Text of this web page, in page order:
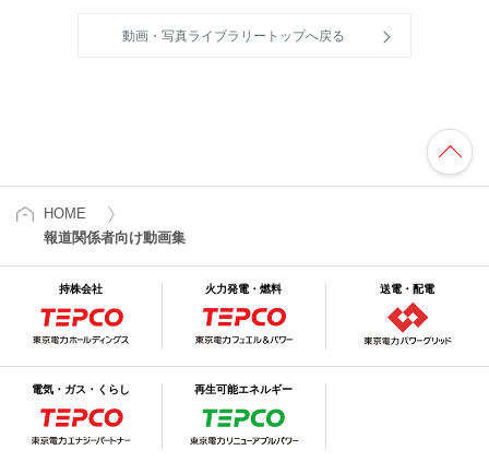
2012/10/22 福島第一原子力発電所2号機 代替温度計
ワイヤガイド内視鏡
2012/10/15 福島第一原子力発電所３号機 使用済燃料
プール内の水中カメラによる調査状況（10月12日実施
2012/10/12 福島第一原子力発電所１号機原子炉格納容
動画・写真ライブラリートップへ戻る
HOME
報道関係者向け動画集
持株会社 火力発電・燃料 送電・配電
電気・ガス・くらし 再生可能エネルギー